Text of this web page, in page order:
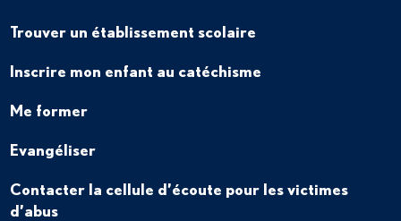
Trouver un établissement scolaire
Inscrire mon enfant au catéchisme
Me former
Evangéliser
Contacter la cellule d’écoute pour les victimes
d’abus